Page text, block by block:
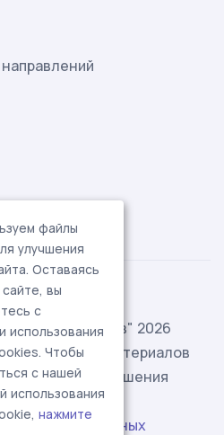
и специалистов" 2026
материалов
с разрешения
данных
файлы
улучшения
Оставаясь
вы
с
использования
Чтобы
с нашей
использования
нажмите